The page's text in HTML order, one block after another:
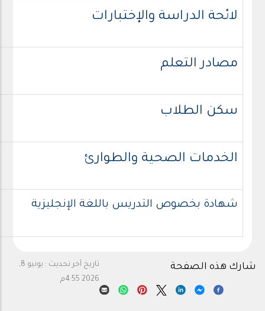
لائحة الدراسة والإختبارات
مصادر التعلم
سكن الطلاب
الخدمات الصحية والطوارئ
شهادة بخصوص التدريس باللغة الإنجليزية
تاريخ آخر تحديث :
يونيو 8,
2026 4:55م
شارك هذه الصفحة